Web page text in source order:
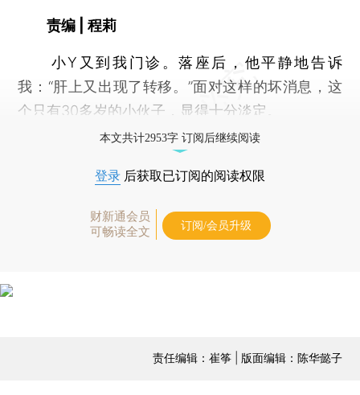
责编 | 程莉
小Y又到我门诊。落座后，他平静地告诉
我：“肝上又出现了转移。”面对这样的坏消息，这
个只有30多岁的小伙子，显得十分淡定。
本文共计2953字 订阅后继续阅读
登录 后获取已订阅的阅读权限
财新通会员
可畅读全文
订阅/会员升级
责任编辑：崔筝 | 版面编辑：陈华懿子